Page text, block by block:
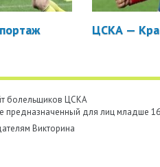
ЦСКА —
болельщиков ЦСКА
предназначенный для лиц младше
Викторина